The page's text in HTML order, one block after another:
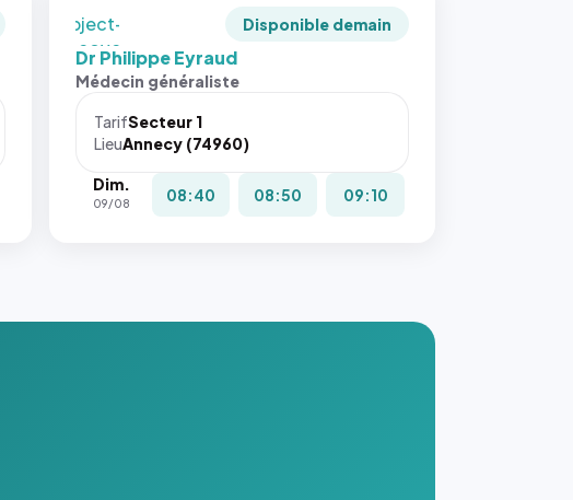
`object-
fit: cover`.
Sans ces
navigateur
pas la
place, et
Disponible demain
Dr Philippe Eyraud
Médecin généraliste
TarifSecteur 1
LieuAnnecy (74960)
Dim.
09/08 08:40 08:50 09:10